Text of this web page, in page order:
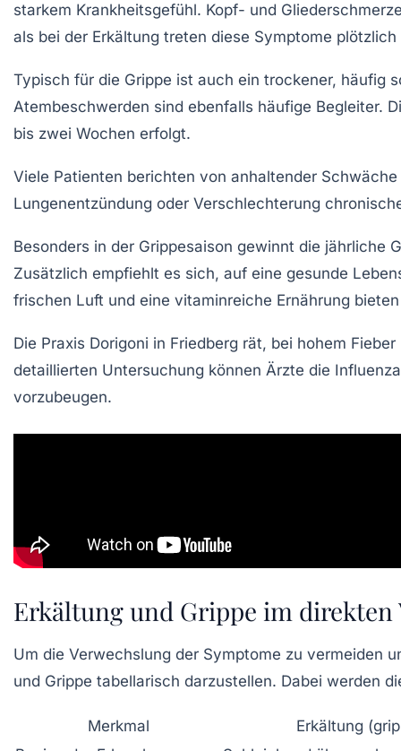
starkem Krankheitsgefühl. Kopf- und
als bei der Erkältung treten diese Symptome
Typisch für die Grippe ist auch ein trockener, häufig
Atembeschwerden sind ebenfalls häufige Begleiter.
bis zwei Wochen erfolgt.
Viele Patienten berichten von anhaltender
Lungenentzündung oder Verschlechterung
Besonders in der Grippesaison gewinnt die jährliche
Zusätzlich empfiehlt es sich, auf eine gesunde
frischen Luft und eine vitaminreiche Ernährung
Die Praxis Dorigoni in Friedberg rät, bei hohem
detaillierten Untersuchung können Ärzte die
vorzubeugen.
Erkältung und Grippe im
Um die Verwechslung der Symptome zu vermeiden
und Grippe tabellarisch darzustellen. Dabei werden
Merkmal
Erkältung